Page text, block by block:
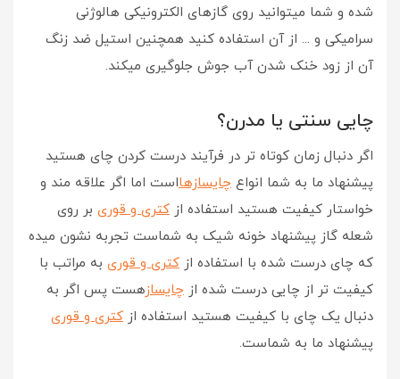
شده و شما میتوانید روی گازهای الکترونیکی هالوژنی
سرامیکی و ... از آن استفاده کنید همچنین استیل ضد زنگ
آن از زود خنک شدن آب جوش جلوگیری میکند.
چایی سنتی یا مدرن؟
اگر دنبال زمان کوتاه تر در فرآیند درست کردن چای هستید
پیشنهاد ما به شما انواع چایسازهااست اما اگر علاقه مند و
خواستار کیفیت هستید استفاده از کتری و قوری بر روی
شعله گاز پیشنهاد خونه شیک به شماست تجربه نشون میده
که چای درست شده با استفاده از کتری و قوری به مراتب با
کیفیت تر از چایی درست شده از چایسازهست پس اگر به
دنبال یک چای با کیفیت هستید استفاده از کتری و قوری
پیشنهاد ما به شماست.